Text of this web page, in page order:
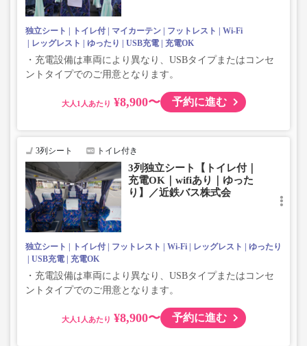
独立シート トイレ付 マイカーテン フットレスト
Wi-Fi
レッグレスト
ゆったり USB充電 充電OK
・充電設備は車両により異なり、USBタイプまたはコンセ
ントタイプでのご用意となります。
大人 ¥8,900〜 予約に進む
3列シート トイレ付き
3列独立シート【トイレ付｜
充電OK｜wifiあり｜ゆった
り】／近鉄バス株式会
独立シート トイレ付 フットレスト Wi-Fi レッグレスト
ゆったり
USB充電
充電OK
・充電設備は車両により異なり、USBタイプまたはコンセ
ントタイプでのご用意となります。
大人 ¥8,900〜 予約に進む